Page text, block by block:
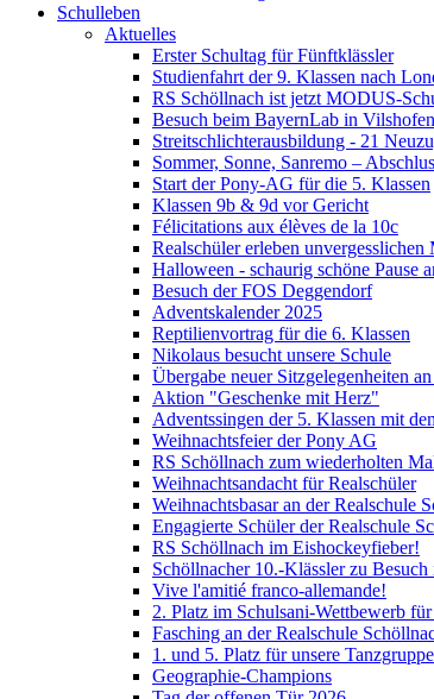
Schulleben
Aktuelles
Erster Schultag für Fünftklässler
Studienfahrt der 9. Klassen nach
RS Schöllnach ist jetzt MODUS-
Besuch beim BayernLab in Vilshofen
Streitschlichterausbildung - 21
Sommer, Sonne, Sanremo –
Start der Pony-AG für die 5. Klassen
Klassen 9b & 9d vor Gericht
Félicitations aux élèves de la 10c
Realschüler erleben unvergesslichen
Halloween - schaurig schöne Pause
Besuch der FOS Deggendorf
Adventskalender 2025
Reptilienvortrag für die 6. Klassen
Nikolaus besucht unsere Schule
Übergabe neuer Sitzgelegenheiten
Aktion "Geschenke mit Herz"
Adventssingen der 5. Klassen mit
Weihnachtsfeier der Pony AG
RS Schöllnach zum wiederholten
Weihnachtsandacht für Realschüler
Weihnachtsbasar an der Realschule
Engagierte Schüler der Realschule
RS Schöllnach im Eishockeyfieber!
Schöllnacher 10.-Klässler zu
Vive l'amitié franco-allemande!
2. Platz im Schulsani-Wettbewerb
Fasching an der Realschule
1. und 5. Platz für unsere
Geographie-Champions